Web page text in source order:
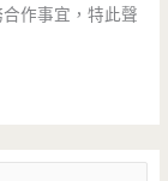
作事宜，特此聲